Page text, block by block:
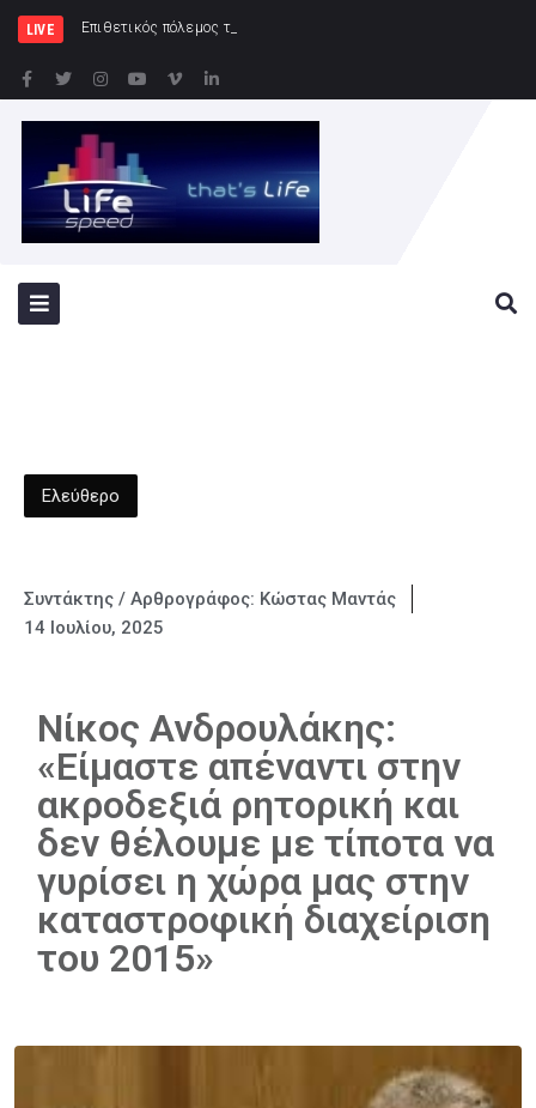
LIVE Επιθετικός πόλεμος της Ρωσίας κατά της Ουκρανί
Ελεύθερο
Συντάκτης / Αρθρογράφος: Κώστας Μαντάς
14 Ιουλίου, 2025
Νίκος Ανδρουλάκης:
«Είμαστε απέναντι στην
ακροδεξιά ρητορική και
δεν θέλουμε με τίποτα να
γυρίσει η χώρα μας στην
καταστροφική διαχείριση
του 2015»